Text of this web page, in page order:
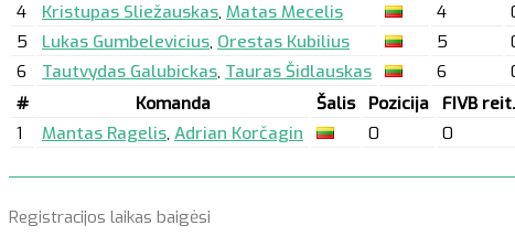
4
Kristupas Sliežauskas, Matas Mecelis 4
5
Lukas Gumbelevicius, Orestas Kubilius 5
6
Tautvydas Galubickas, Tauras Šidlauskas 6
#
Komanda Šalis Pozicija FIVB reit.
1
Mantas Ragelis, Adrian Korčagin 0 0
Registracijos laikas baigėsi